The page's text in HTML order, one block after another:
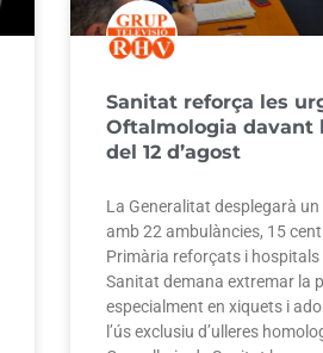
Sanitat reforça les
Oftalmologia davant
del 12 d’agost
La Generalitat desplegarà un
amb 22 ambulàncies, 15
Primària reforçats i hospitals
Sanitat demana extremar la
especialment en xiquets i
l’ús exclusiu d’ulleres